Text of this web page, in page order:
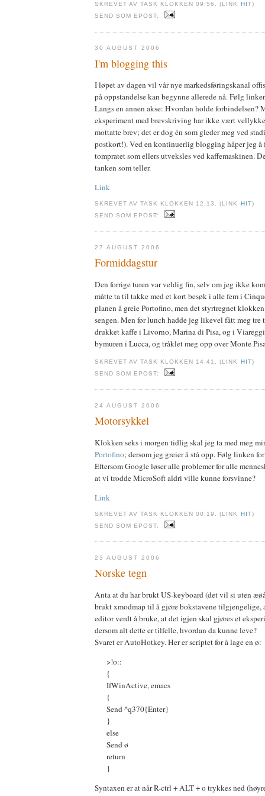
SKREVET AV TASK KLOKKEN 09:56. (LINK HIT)
SEND SOM EPOST:
30 AUGUST 2006
I'm blogging this
I løpet av dagen vil vår nye markedsføringskanal
på oppstandelse kan begynne allerede nå. Følg
Langs en annen akse: Hvordan holde forbindelsen?
eksperiment med brevskriving har ikke vært
mottatte brev; det er dog én som gleder meg ved
postkort!). Ved en kontinuerlig blogging håper jeg å
tompratet som ellers utveksles ved kaffemaskinen.
tanken som teller.
Link
SKREVET AV TASK KLOKKEN 12:13. (LINK HIT)
SEND SOM EPOST:
27 AUGUST 2006
Formiddagstur
Den forrige turen var veldig fin, selv om jeg ikke
måtte ta til takke med et kort besøk i alle fem i
planen å greie Portofino, men det styrtregnet
sengen. Men før lunch hadde jeg likevel fått meg tre
drukket kaffe i Livorno, Marina di Pisa, og i
bymuren i Lucca, og tråklet meg opp over Monte
SKREVET AV TASK KLOKKEN 14:41. (LINK HIT)
SEND SOM EPOST:
24 AUGUST 2006
Motorsykkel
Klokken seks i morgen tidlig skal jeg ta med meg
Portofino; dersom jeg greier å stå opp. Følg linken
Eftersom Google løser alle problemer for alle
at vi trodde MicroSoft aldri ville kunne forsvinne?
Link
SKREVET AV TASK KLOKKEN 00:19. (LINK HIT)
SEND SOM EPOST:
23 AUGUST 2006
Norske tegn
Anta at du har brukt US-keyboard (det vil si uten
brukt xmodmap til å gjøre bokstavene tilgjengelige,
editor verdt å bruke, at det igjen skal gjøres et
dersom alt dette er tilfelle, hvordan da kunne leve?
Svaret er AutoHotkey. Her er scriptet for å lage en ø:
>!o::
{
IfWinActive, emacs
{
Send ^q370{Enter}
}
else
Send ø
return
}
Syntaxen er at når R-ctrl + ALT + o trykkes ned